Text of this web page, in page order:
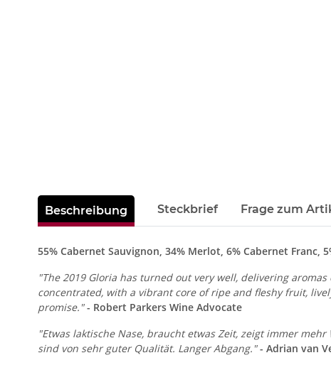
Beschreibung Steckbrief Frage zum
55% Cabernet Sauvignon, 34% Merlot, 6% Cabernet Franc,
"The 2019 Gloria has turned out very well, delivering
concentrated, with a vibrant core of ripe and fleshy fruit,
promise."- Robert Parkers Wine Advocate
"Etwas laktische Nase, braucht etwas Zeit, zeigt immer
sind von sehr guter Qualität. Langer Abgang."- Adrian van